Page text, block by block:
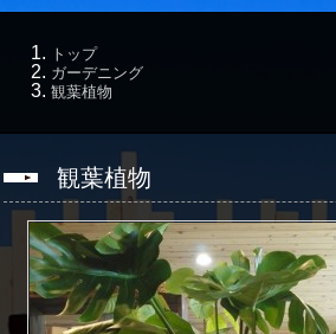
トップ
ガーデニング
観葉植物
観葉植物